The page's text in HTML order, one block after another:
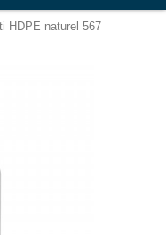
HDPE naturel 567